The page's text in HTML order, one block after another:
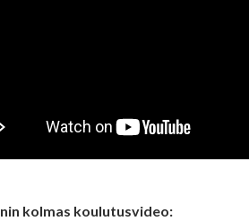
kolmas koulutusvideo: